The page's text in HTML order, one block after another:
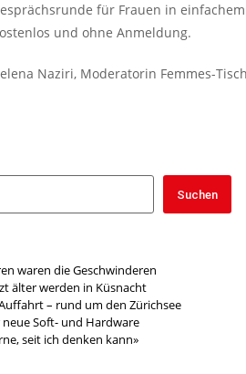
für Frauen in
und ohne Anmeldung.
Naziri, Moderatorin Femmes-
Suchen
waren die Geschwinderen
älter werden in Küsnacht
– rund um den Zürichsee
Soft- und Hardware
seit ich denken kann»